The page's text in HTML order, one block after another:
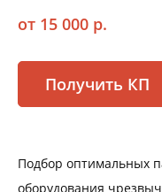
от 15 000 р.
Получить КП
Подбор оптимальных
оборудования